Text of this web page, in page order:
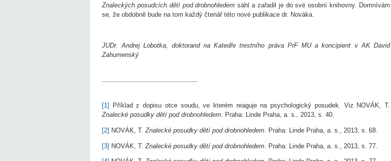
Znaleckých posudcích dětí pod drobnohledemsáhl a zařadil je do své osobní knihovny. Domnívám
se, že obdobně bude na tom každý čtenář této nové publikace dr. Nováka.
JUDr.
Andrej Lobotka, doktorand na Katedře trestního práva PrF MU a koncipient v AK David
Zahumenský
[1]
Příklad z dopisu otce soudu, ve kterém reaguje na psychologický posudek. Viz NOVÁK, T.
Znalecké posudky dětí pod drobnohledem . Praha: Linde Praha, a. s., 2013, s. 40.
[2] NOVÁK, T. Znalecké posudky dětí pod drobnohledem . Praha: Linde Praha, a. s., 2013, s. 68.
[3] NOVÁK, T. Znalecké posudky dětí pod drobnohledem . Praha: Linde Praha, a. s., 2013, s. 77.